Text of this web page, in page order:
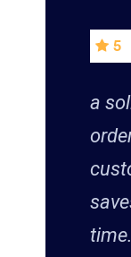
a
time.